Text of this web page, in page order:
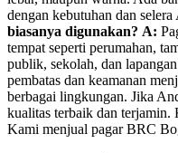
dengan kebutuhan dan selera
biasanya digunakan? A:
tempat seperti perumahan,
publik, sekolah, dan
pembatas dan keamanan
berbagai lingkungan. Jika
kualitas terbaik dan terjamin.
Kami menjual pagar BRC